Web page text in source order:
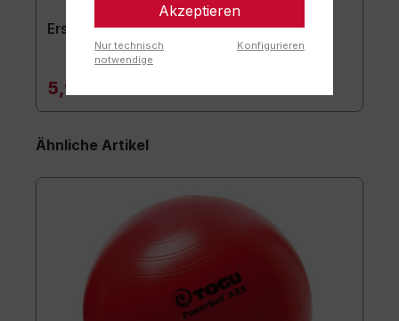
Ersatzstöpsel 2er-Set
5,90 €*
Ähnliche Artikel
Akzeptieren
Nur technisch
notwendige
Konfigurieren